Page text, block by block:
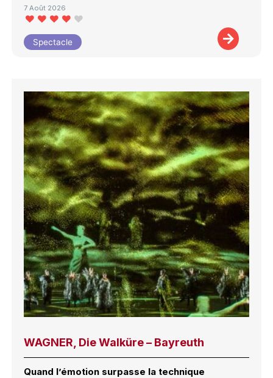
7 Août 2026
Spectacle
WAGNER, Die Walküre – Bayreuth
Quand l’émotion surpasse la technique